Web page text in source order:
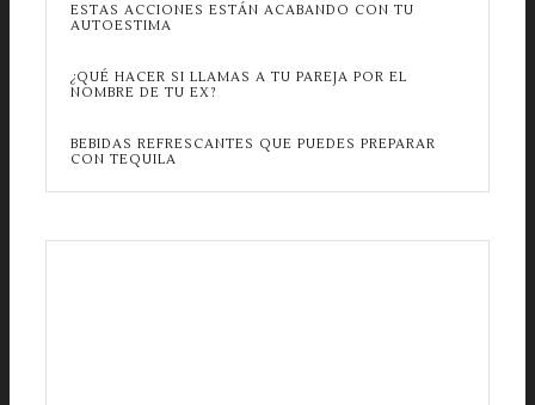
ESTAS ACCIONES ESTÁN ACABANDO CON TU
AUTOESTIMA
¿QUÉ HACER SI LLAMAS A TU PAREJA POR EL
NOMBRE DE TU EX?
BEBIDAS REFRESCANTES QUE PUEDES PREPARAR
CON TEQUILA